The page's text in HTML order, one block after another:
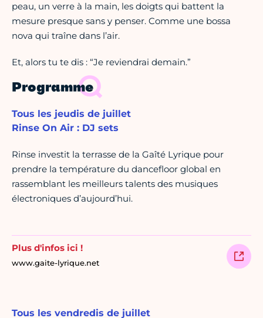
peau, un verre à la main, les doigts qui battent la
mesure presque sans y penser. Comme une bossa
nova qui traîne dans l’air.
Et, alors tu te dis : “Je reviendrai demain.”
Programme
Tous les jeudis de juillet
Rinse On Air : DJ sets
Rinse investit la terrasse de la Gaîté Lyrique pour
prendre la température du dancefloor global en
rassemblant les meilleurs talents des musiques
électroniques d’aujourd’hui.
Plus d'infos ici !
www.gaite-lyrique.net
Tous les vendredis de juillet